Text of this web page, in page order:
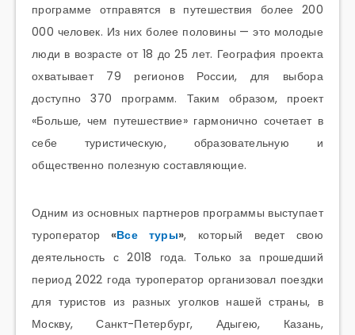
программе отправятся в путешествия более 200
000 человек. Из них более половины — это молодые
люди в возрасте от 18 до 25 лет. География проекта
охватывает 79 регионов России, для выбора
доступно 370 программ. Таким образом, проект
«Больше, чем путешествие» гармонично сочетает в
себе туристическую, образовательную и
общественно полезную составляющие.
Одним из основных партнеров программы выступает
туроператор «Все туры», который ведет свою
деятельность с 2018 года. Только за прошедший
период 2022 года туроператор организовал поездки
для туристов из разных уголков нашей страны, в
Москву, Санкт-Петербург, Адыгею, Казань,